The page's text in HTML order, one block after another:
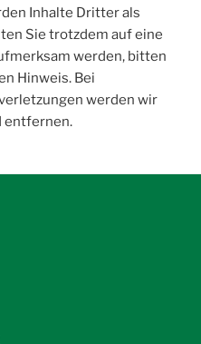
Inhalte Dritter als
Sie trotzdem auf eine
werden, bitten
Hinweis. Bei
werden wir
entfernen.